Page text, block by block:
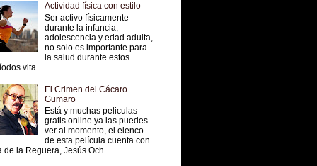
Actividad física con estilo
Ser activo físicamente
durante la infancia,
adolescencia y edad adulta,
no solo es importante para
la salud durante estos
vita...
El Crimen del Cácaro
Gumaro
Está y muchas peliculas
gratis online ya las puedes
ver al momento, el elenco
de esta película cuenta con
de la Reguera, Jesús Och...